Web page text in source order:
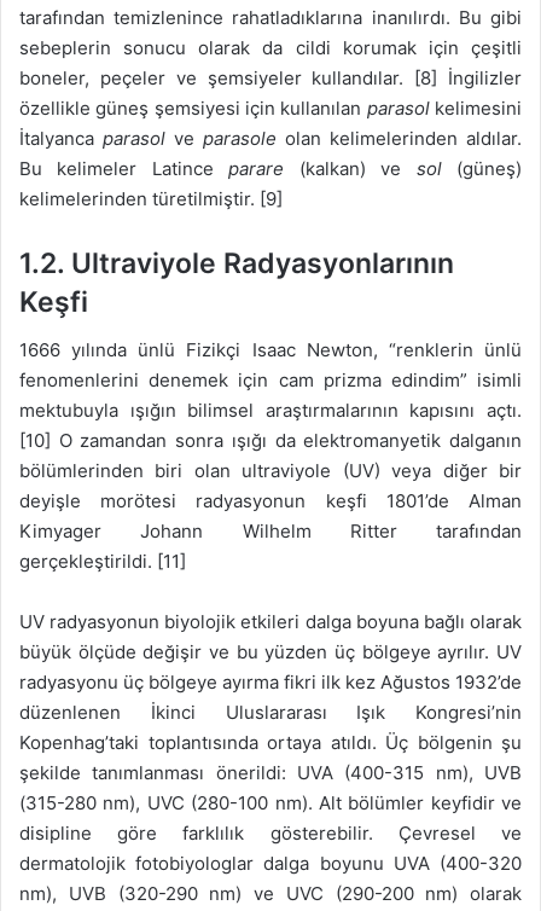
tarafından temizlenince rahatladıklarına inanılırdı. Bu gibi
sebeplerin sonucu olarak da cildi korumak için çeşitli
boneler, peçeler ve şemsiyeler kullandılar. [8] İngilizler
özellikle güneş şemsiyesi için kullanılan parasol kelimesini
İtalyanca parasol ve parasole olan kelimelerinden aldılar.
Bu kelimeler Latinceparare (kalkan) ve sol (güneş)
kelimelerinden türetilmiştir. [9]
1.2. Ultraviyole Radyasyonlarının
Keşfi
1666 yılında ünlü Fizikçi Isaac Newton, “renklerin ünlü
fenomenlerini denemek için cam prizma edindim” isimli
mektubuyla ışığın bilimsel araştırmalarının kapısını açtı.
[10] O zamandan sonra ışığı da elektromanyetik dalganın
bölümlerinden biri olan ultraviyole (UV) veya diğer bir
deyişle morötesi radyasyonun keşfi 1801’de Alman
Kimyager Johann Wilhelm Ritter tarafından
gerçekleştirildi. [11]
UV radyasyonun biyolojik etkileri dalga boyuna bağlı olarak
büyük ölçüde değişir ve bu yüzden üç bölgeye ayrılır. UV
radyasyonu üç bölgeye ayırma fikri ilk kez Ağustos 1932’de
düzenlenen İkinci Uluslararası Işık Kongresi’nin
Kopenhag’taki toplantısında ortaya atıldı. Üç bölgenin şu
şekilde tanımlanması önerildi: UVA (400-315 nm), UVB
(315-280 nm), UVC (280-100 nm). Alt bölümler keyfidir ve
disipline göre farklılık gösterebilir. Çevresel ve
dermatolojik fotobiyologlar dalga boyunu UVA (400-320
nm), UVB (320-290 nm) ve UVC (290-200 nm) olarak